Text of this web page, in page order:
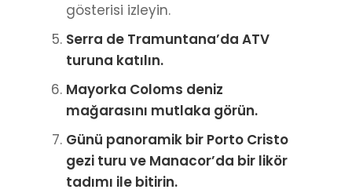
gösterisi izleyin.
Serra de Tramuntana’da ATV
turuna katılın.
Mayorka Coloms deniz
mağarasını mutlaka görün.
Günü panoramik bir Porto Cristo
gezi turu ve Manacor’da bir likör
tadımı ile bitirin.